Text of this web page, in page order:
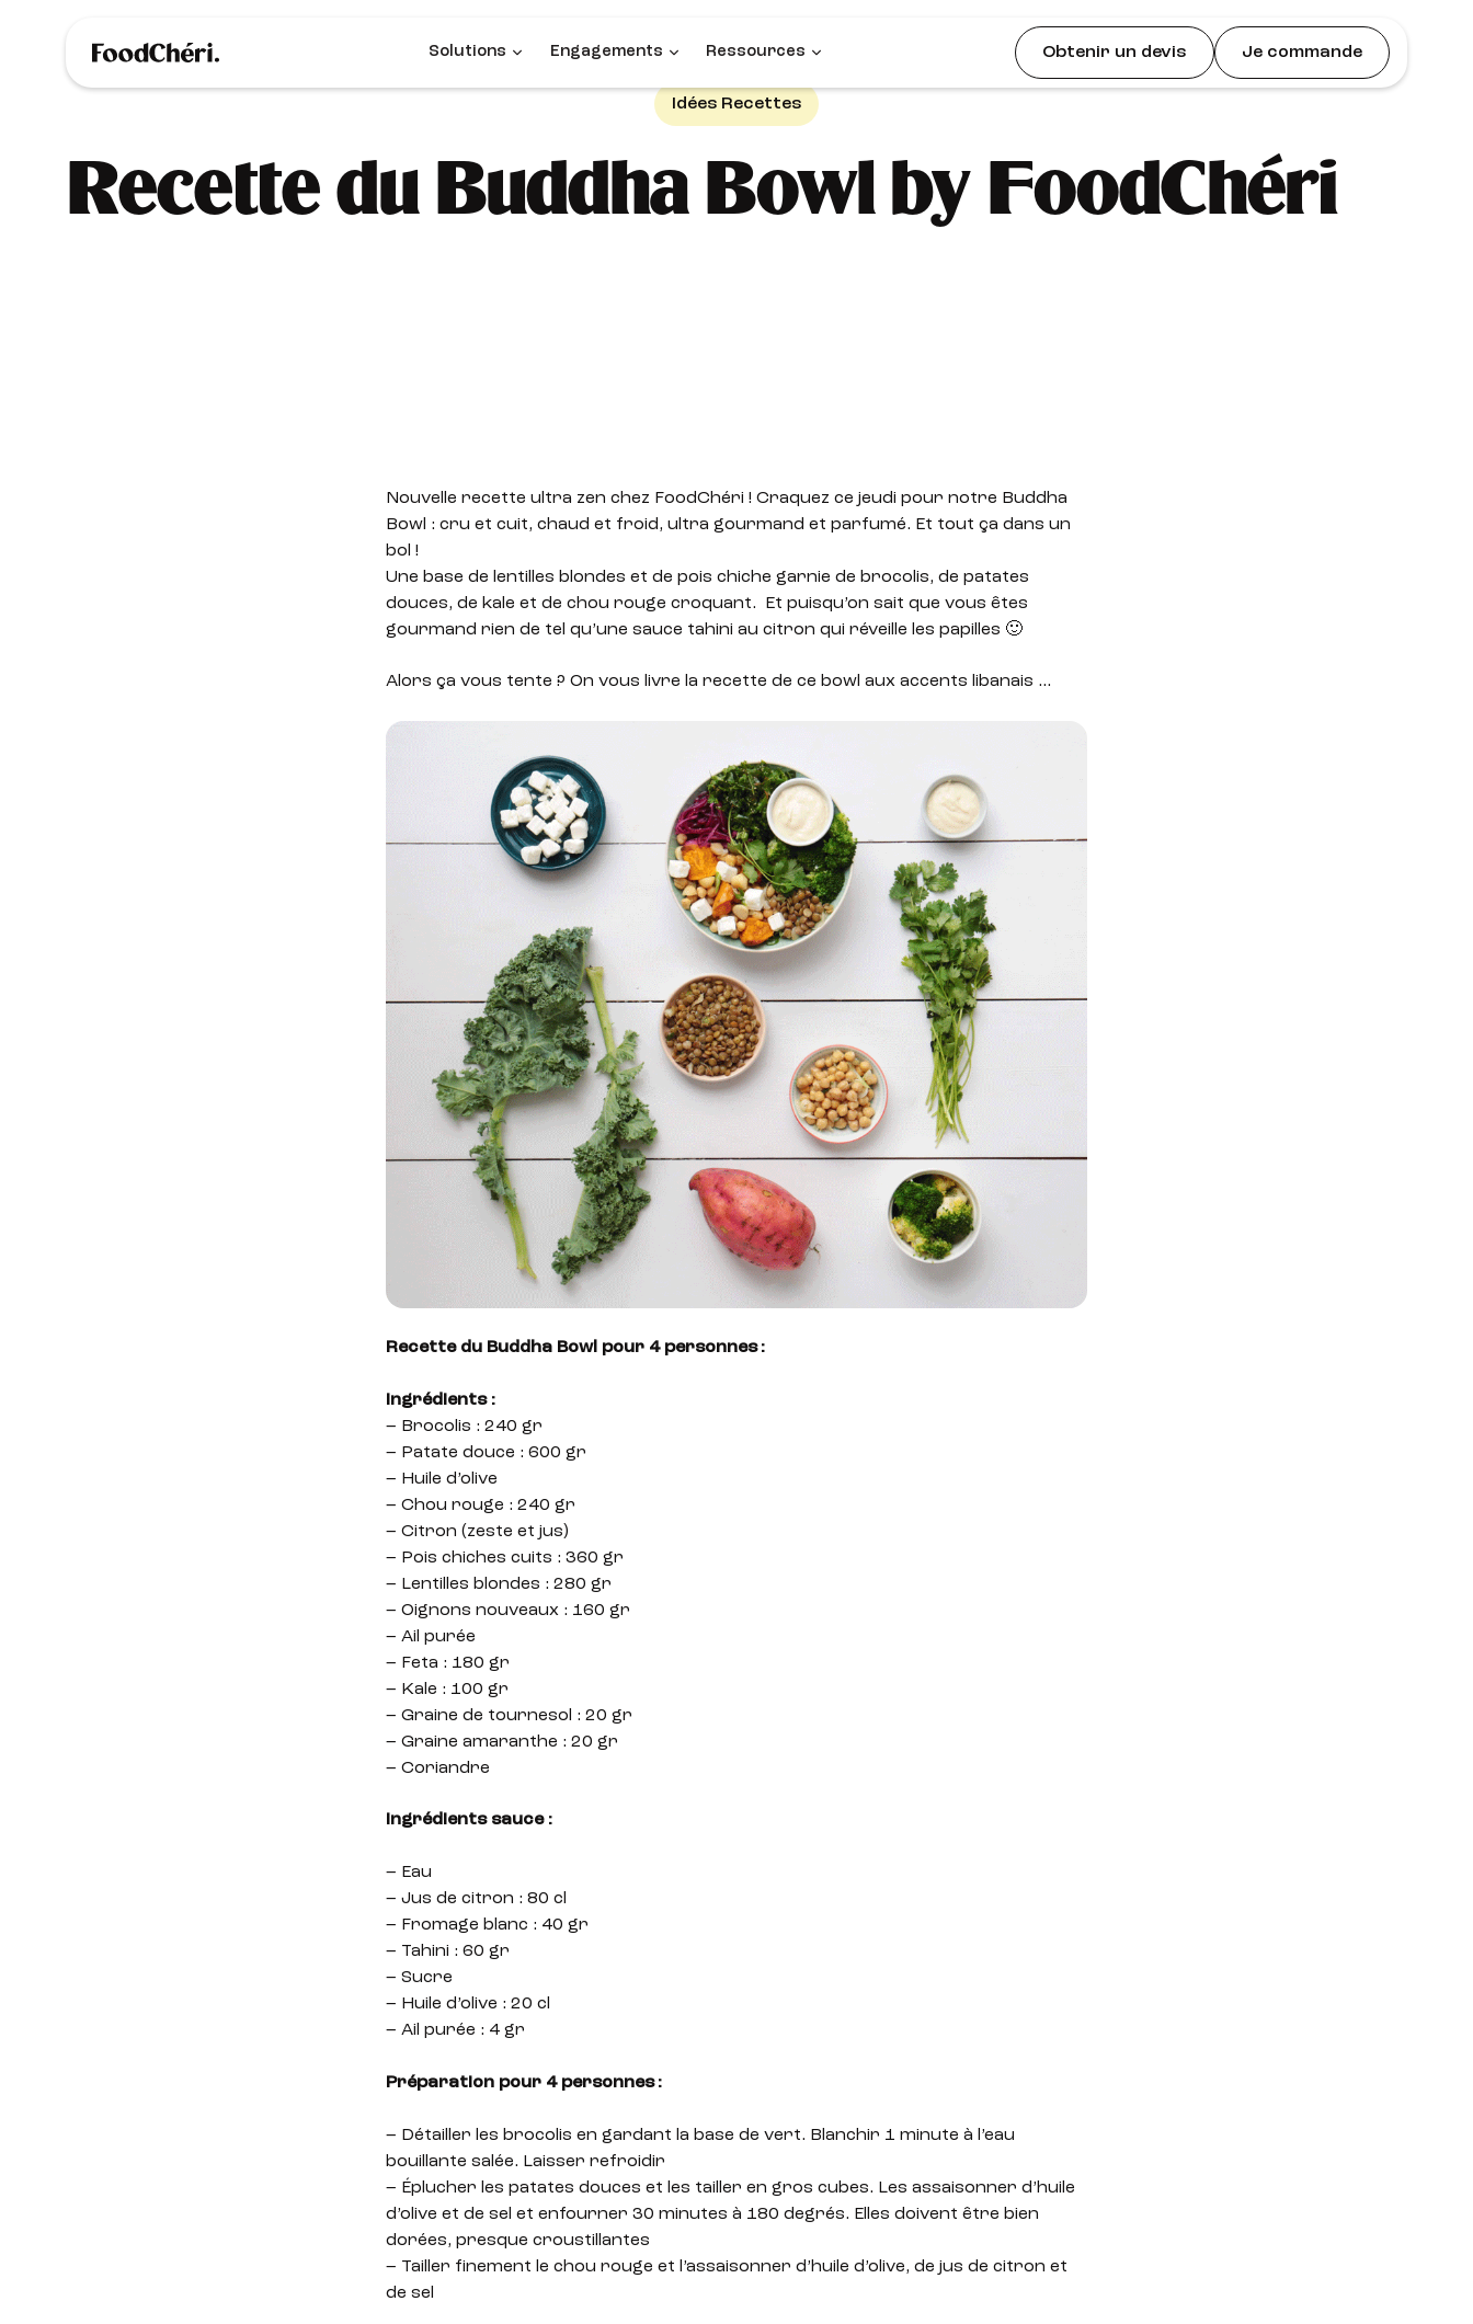
Solutions Engagements Ressources Obtenir un devis Je commande
Idées Recettes
Recette du Buddha Bowl by FoodChéri
Nouvelle recette ultra zen chez FoodChéri ! Craquez ce jeudi pour notre Buddha
Bowl : cru et cuit, chaud et froid, ultra gourmand et parfumé. Et tout ça dans un
bol !
Une base de lentilles blondes et de pois chiche garnie de brocolis, de patates
douces, de kale et de chou rouge croquant. Et puisqu’on sait que vous êtes
gourmand rien de tel qu’une sauce tahini au citron qui réveille les papilles 🙂
Alors ça vous tente ? On vous livre la recette de ce bowl aux accents libanais …
Recette du Buddha Bowl pour 4 personnes :
Ingrédients :
– Brocolis : 240 gr
– Patate douce : 600 gr
– Huile d’olive
– Chou rouge : 240 gr
– Citron (zeste et jus)
– Pois chiches cuits : 360 gr
– Lentilles blondes : 280 gr
– Oignons nouveaux : 160 gr
– Ail purée
– Feta : 180 gr
– Kale : 100 gr
– Graine de tournesol : 20 gr
– Graine amaranthe : 20 gr
– Coriandre
Ingrédients sauce :
– Eau
– Jus de citron : 80 cl
– Fromage blanc : 40 gr
– Tahini : 60 gr
– Sucre
– Huile d’olive : 20 cl
– Ail purée : 4 gr
Préparation pour 4 personnes :
– Détailler les brocolis en gardant la base de vert. Blanchir 1 minute à l’eau
bouillante salée. Laisser refroidir
– Éplucher les patates douces et les tailler en gros cubes. Les assaisonner d’huile
d’olive et de sel et enfourner 30 minutes à 180 degrés. Elles doivent être bien
dorées, presque croustillantes
– Tailler finement le chou rouge et l’assaisonner d’huile d’olive, de jus de citron et
de sel